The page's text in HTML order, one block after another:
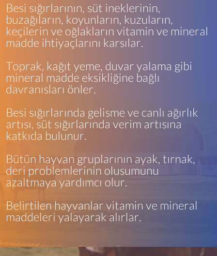
Besi sığırlarının, süt ineklerinin,
buzağıların, koyunların, kuzuların,
keçilerin ve oğlakların vitamin ve mineral
madde ihtiyaçlarını karşılar.
Toprak, kağıt yeme, duvar yalama gibi
mineral madde eksikliğine bağlı
davranışları önler.
Besi sığırlarında gelişme ve canlı ağırlık
artışı, süt sığırlarında verim artışına
katkıda bulunur.
Bütün hayvan gruplarının ayak, tırnak,
deri problemlerinin oluşumunu
azaltmaya yardımcı olur.
Belirtilen hayvanlar vitamin ve mineral